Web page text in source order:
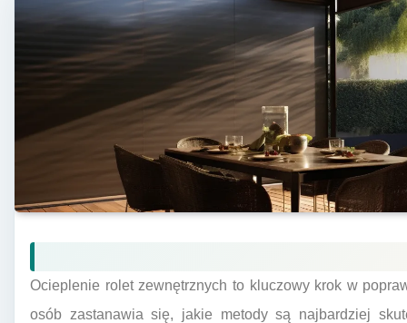
Ocieplenie rolet zewnętrznych to kluczowy krok w
osób zastanawia się, jakie metody są najbardziej